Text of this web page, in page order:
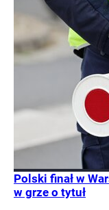
Polski finał w
w grze o tytuł